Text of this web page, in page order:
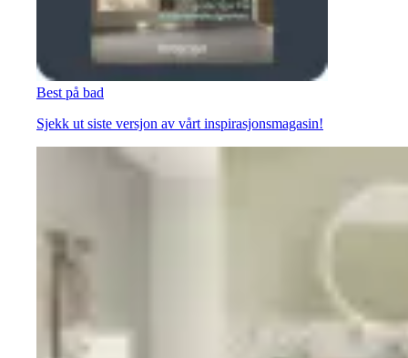
Best på bad
Sjekk ut siste versjon av vårt inspirasjonsmagasin!